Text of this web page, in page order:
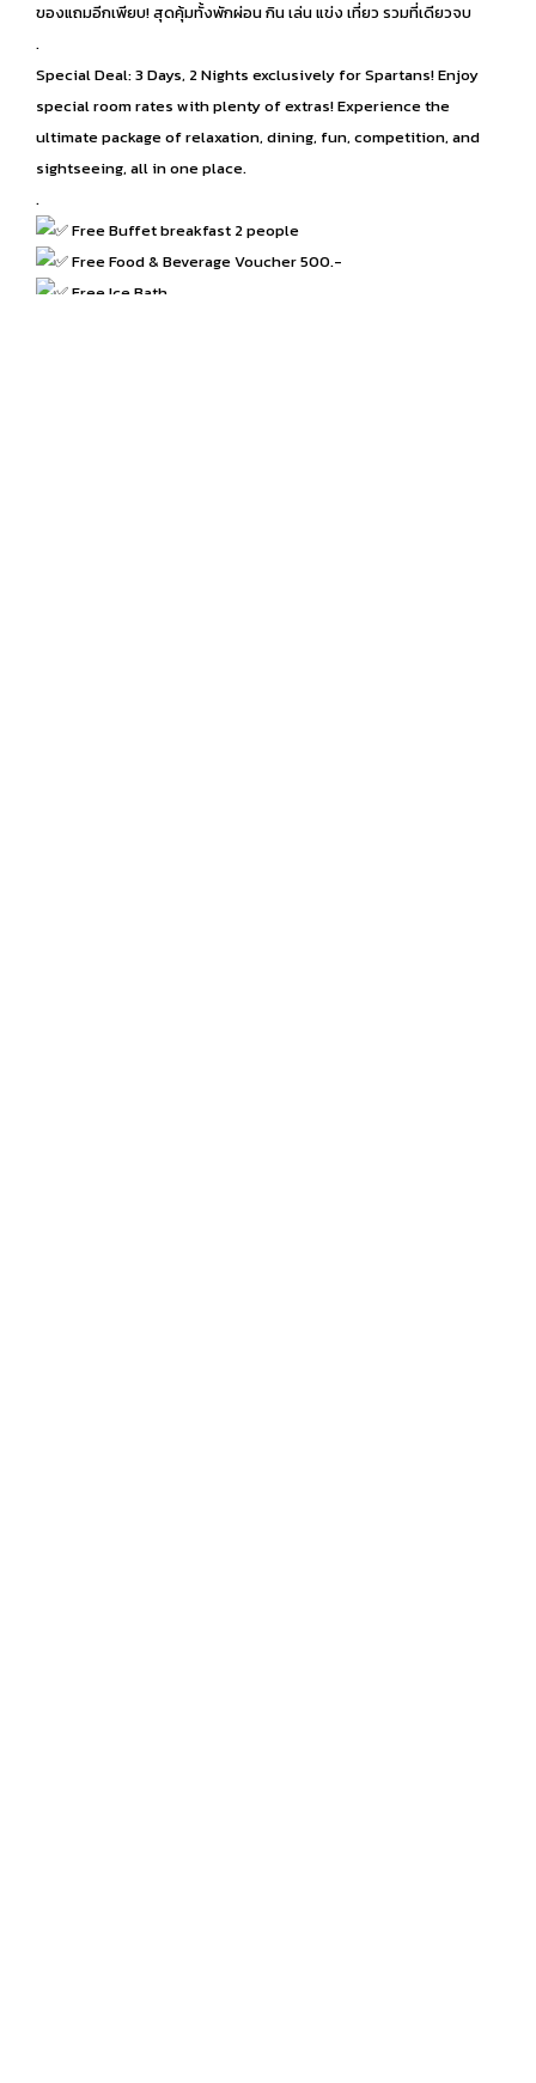
ของแถมอีกเพียบ! สุดคุ้มทั้งพักผ่อน กิน เล่น แข่ง เที่ยว รวมที่เดียวจบ
.
Special Deal: 3 Days, 2 Nights exclusively for Spartans! Enjoy
special room rates with plenty of extras! Experience the
ultimate package of relaxation, dining, fun, competition, and
sightseeing, all in one place.
.
Free Buffet breakfast 2 people
Free Food & Beverage Voucher 500.-
Free Ice Bath